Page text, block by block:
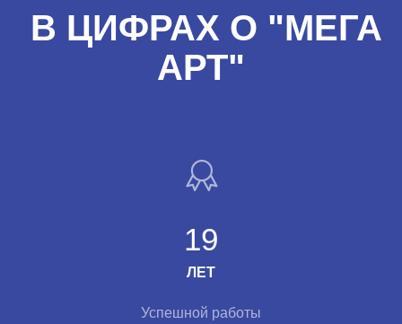
В ЦИФРАХ О "МЕГА
АРТ"
19
ЛЕТ
Успешной работы